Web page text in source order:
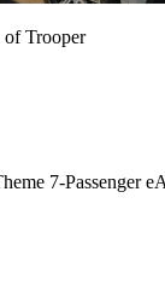
Trooper
7-Passenger